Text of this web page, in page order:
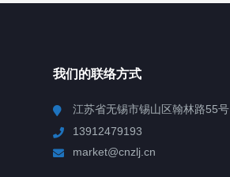
我们的联络方式
江苏省无锡市锡山区翰林路55号
13912479193
market@cnzlj.cn